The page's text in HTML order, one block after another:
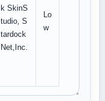
k SkinS
tudio, S
tardock
Net,Inc.
Lo
w